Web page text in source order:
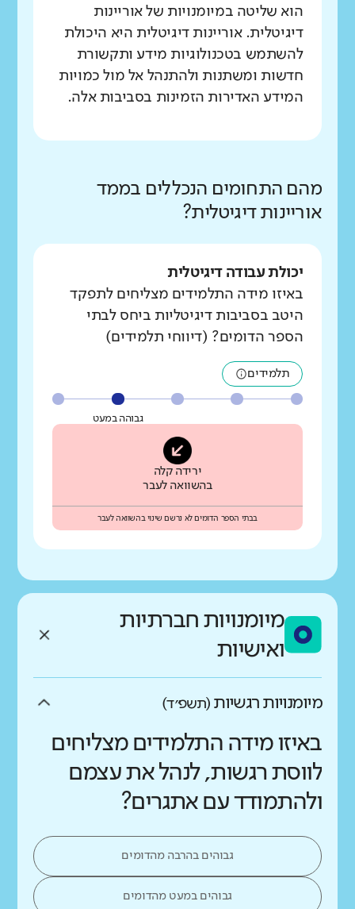
הוא שליטה במיומנויות של אוריינות
דיגיטלית. אוריינות דיגיטלית היא היכולת
להשתמש בטכנולוגיות מידע ותקשורת
חדשות ומשתנות ולהתנהל אל מול כמויות
המידע האדירות הזמינות בסביבות אלה.
מהם התחומים הנכללים בממד
אוריינות דיגיטלית?
יכולת עבודה דיגיטלית
באיזו מידה התלמידים מצליחים לתפקד
היטב בסביבות דיגיטליות ביחס לבתי
הספר הדומים? (דיווחי תלמידים)
תלמידים
גבוהה במעט
ירידה קלה
בהשוואה לעבר
בבתי הספר הדומים לא נרשם שינוי בהשוואה לעבר
מיומנויות חברתיות
ואישיות
מיומנויות רגשיות (תשפ״ד)
באיזו מידה התלמידים מצליחים
לווסת רגשות, לנהל את עצמם
ולהתמודד עם אתגרים?
גבוהים בהרבה מהדומים
גבוהים במעט מהדומים